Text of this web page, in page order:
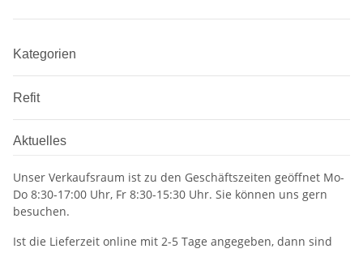
Kategorien
Refit
Aktuelles
Unser Verkaufsraum ist zu den Geschäftszeiten geöffnet Mo-
Do 8:30-17:00 Uhr, Fr 8:30-15:30 Uhr. Sie können uns gern
besuchen.
Ist die Lieferzeit online mit 2-5 Tage angegeben, dann sind